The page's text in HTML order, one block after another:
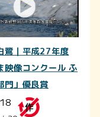
鷺｜平成27年度
映像コンクール ふ
門」優良賞